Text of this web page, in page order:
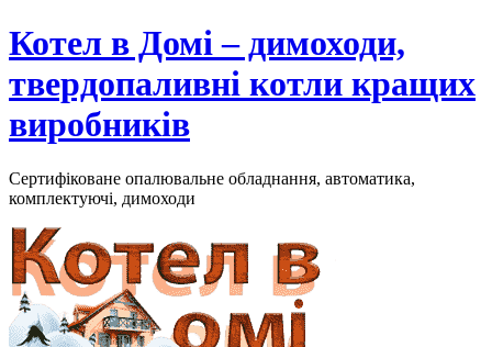
Skip
to
Котел в Домі – димоходи,
твердопаливні котли кращих
виробників
Сертифіковане опалювальне обладнання, автоматика,
комплектуючі, димоходи